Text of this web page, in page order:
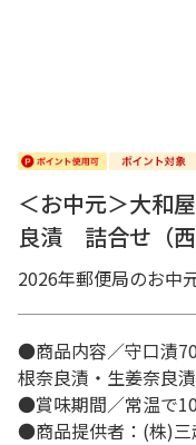
＜お中元＞大
良漬 詰合せ（西
2026年郵便局のお
●商品内容／守口漬
根奈良漬・生姜奈良
●賞味期間／常温で
●商品提供者：(株)三